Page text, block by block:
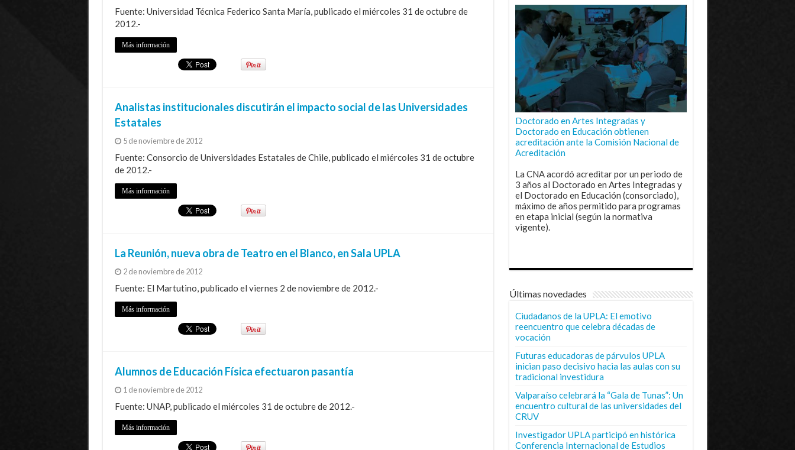
Fuente: Universidad Técnica Federico Santa María, publicado el miércoles 31 de octubre de
2012.-
Más información
Analistas institucionales discutirán el impacto social de las Universidades
Estatales
5 de noviembre de 2012
Fuente: Consorcio de Universidades Estatales de Chile, publicado el miércoles 31 de octubre
de 2012.-
Más información
La Reunión, nueva obra de Teatro en el Blanco, en Sala UPLA
2 de noviembre de 2012
Fuente: El Martutino, publicado el viernes 2 de noviembre de 2012.-
Más información
Alumnos de Educación Física efectuaron pasantía
1 de noviembre de 2012
Fuente: UNAP, publicado el miércoles 31 de octubre de 2012.-
Más información
Doctorado en Artes Integradas y
Doctorado en Educación obtienen
acreditación ante la Comisión Nacional de
Acreditación
La CNA acordó acreditar por un periodo de
3 años al Doctorado en Artes Integradas y
el Doctorado en Educación (consorciado),
máximo de años permitido para programas
en etapa inicial (según la normativa
vigente).
Últimas novedades
Ciudadanos de la UPLA: El emotivo
reencuentro que celebra décadas de
vocación
Futuras educadoras de párvulos UPLA
inician paso decisivo hacia las aulas con su
tradicional investidura
Valparaíso celebrará la “Gala de Tunas”: Un
encuentro cultural de las universidades del
CRUV
Investigador UPLA participó en histórica
Conferencia Internacional de Estudios